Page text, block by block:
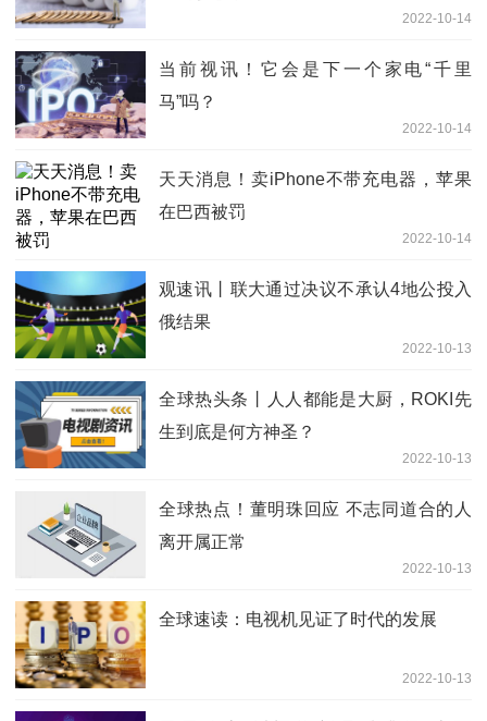
2022-10-14
当前视讯！它会是下一个家电“千里
马”吗？
2022-10-14
天天消息！卖iPhone不带充电器，苹果
在巴西被罚
2022-10-14
观速讯丨联大通过决议不承认4地公投入
俄结果
2022-10-13
全球热头条丨人人都能是大厨，ROKI先
生到底是何方神圣？
2022-10-13
全球热点！董明珠回应 不志同道合的人
离开属正常
2022-10-13
全球速读：电视机见证了时代的发展
2022-10-13